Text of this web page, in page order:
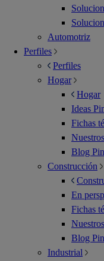
Automotriz
Perfiles
Perfiles
Hogar
Hogar
Ideas
Fichas
Blog
Construcción
En
Fichas
Blog
Industrial